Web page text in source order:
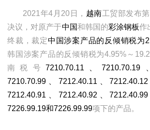
2021年4月20日， 越南工贸部发布
决议，对原产于中国和韩国的彩涂钢板作
终裁，裁定中国涉案产品的反倾销税为
韩国涉案产品的反倾销税为4.95%～
南税号 7210.70.11、7210.70.19
7210.70.99、7212.40.11、
7212.40.91、7212.40.92、
7226.99.19和7226.99.99项下的产品。